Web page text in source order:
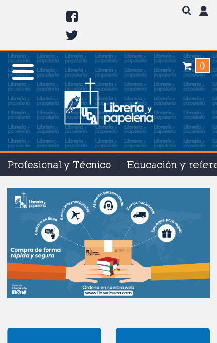
0
Profesional y Técnico Educación y